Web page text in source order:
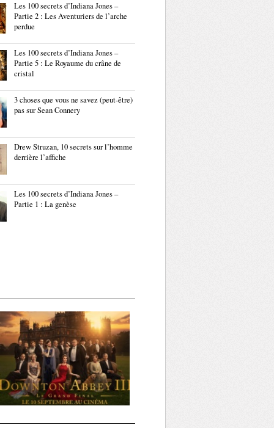
Les 100 secrets d’Indiana Jones –
Partie 2 : Les Aventuriers de l’arche
perdue
Les 100 secrets d’Indiana Jones –
Partie 5 : Le Royaume du crâne de
cristal
3 choses que vous ne savez (peut-être)
pas sur Sean Connery
Drew Struzan, 10 secrets sur l’homme
derrière l’affiche
Les 100 secrets d’Indiana Jones –
Partie 1 : La genèse